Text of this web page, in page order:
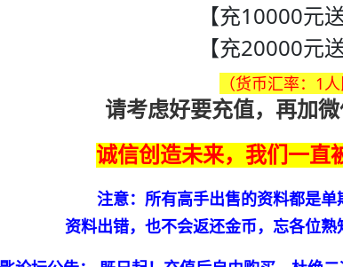
【充10000元
【充20000元
（货币汇率：1
请考虑好要充值，再加微
诚信创造未来，我们一直
注意：所有高手出售的资料都是单
资料出错，也不会返还金币，忘各位熟